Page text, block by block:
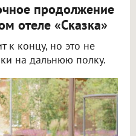
продолжение
отеле «Сказка»
к концу, но это не
на дальнюю полку.